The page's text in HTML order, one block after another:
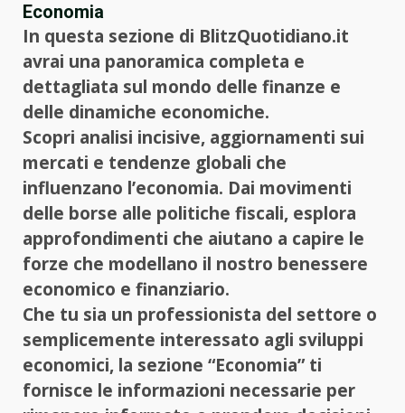
Economia
In questa sezione di BlitzQuotidiano.it
avrai una panoramica completa e
dettagliata sul mondo delle finanze e
delle dinamiche economiche.
Scopri analisi incisive, aggiornamenti sui
mercati e tendenze globali che
influenzano l’economia. Dai movimenti
delle borse alle politiche fiscali, esplora
approfondimenti che aiutano a capire le
forze che modellano il nostro benessere
economico e finanziario.
Che tu sia un professionista del settore o
semplicemente interessato agli sviluppi
economici, la sezione “Economia” ti
fornisce le informazioni necessarie per